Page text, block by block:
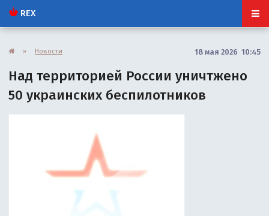
REX
» Новости 18 мая 2026 10:45
Над территорией России уничтжено
50 украинских беспилотников